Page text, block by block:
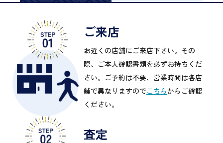
ご来店
お近くの店舗にご来店下さい。その
際、ご本人確認書類を必ずお持ちくだ
さい。ご予約は不要、営業時間は各店
舗で異なりますのでこちらからご確認
ください。
査定